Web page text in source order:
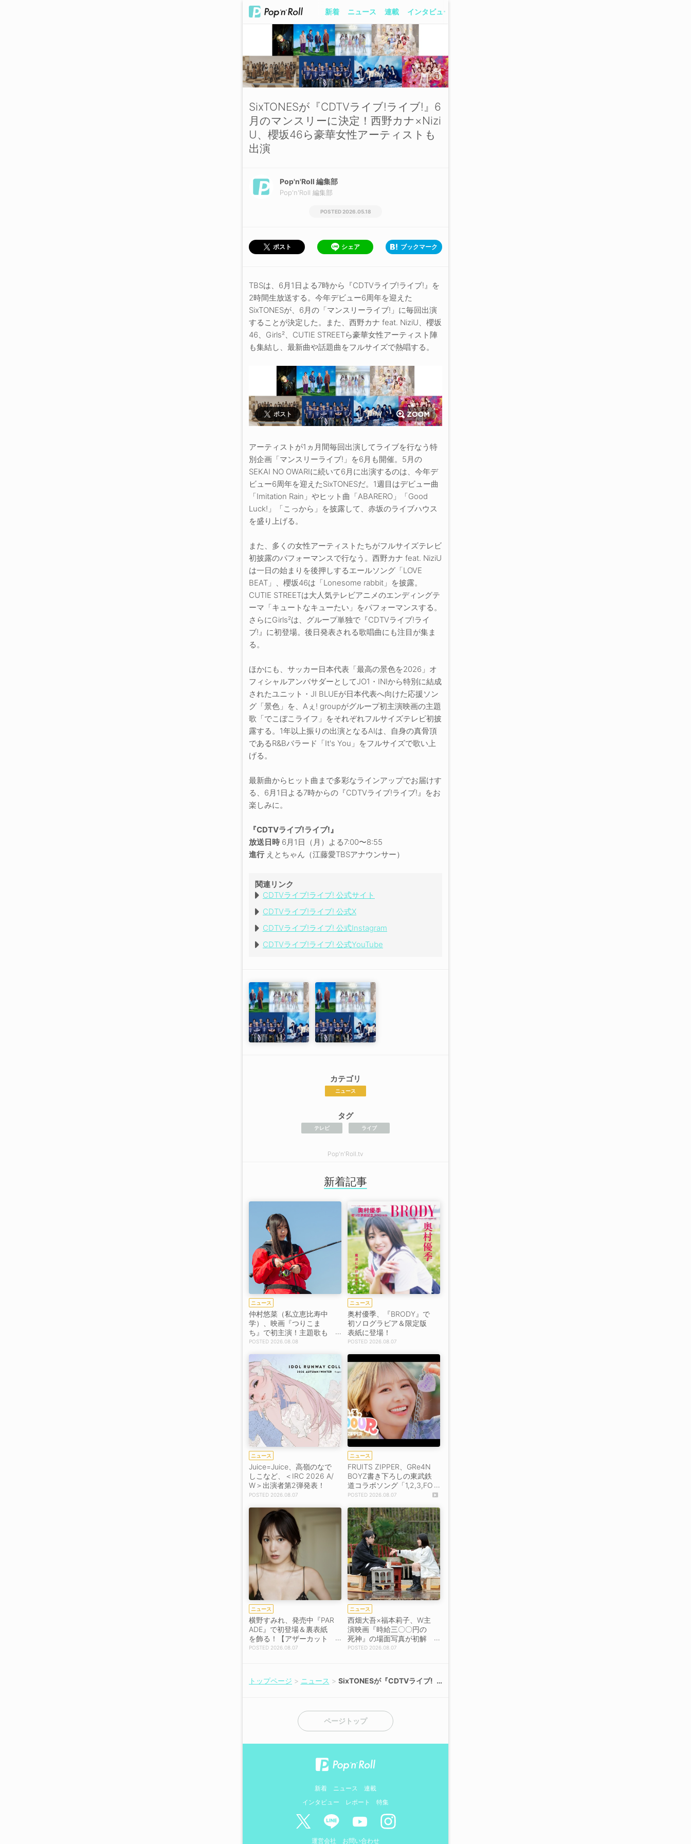
新着 ニュース 連載 インタビュー
SixTONESが『CDTVライブ!ライブ!』6
月のマンスリーに決定！西野カナ×Nizi
U、櫻坂46ら豪華女性アーティストも
出演
Pop'n'Roll 編集部
Pop'n'Roll 編集部
2026.05.18
ポスト シェア ブックマーク
TBSは、6月1日よる7時から『CDTVライブ!ライブ!』を
2時間生放送する。今年デビュー6周年を迎えた
SixTONESが、6月の「マンスリーライブ!」に毎回出演
することが決定した。また、西野カナ feat. NiziU、櫻坂
46、Girls²、CUTIE STREETら豪華女性アーティスト陣
も集結し、最新曲や話題曲をフルサイズで熱唱する。
ポスト
アーティストが1ヵ月間毎回出演してライブを行なう特
別企画「マンスリーライブ!」を6月も開催。5月の
SEKAI NO OWARIに続いて6月に出演するのは、今年デ
ビュー6周年を迎えたSixTONESだ。1週目はデビュー曲
「Imitation Rain」やヒット曲「ABARERO」「Good
Luck!」「こっから」を披露して、赤坂のライブハウス
を盛り上げる。
また、多くの女性アーティストたちがフルサイズテレビ
初披露のパフォーマンスで行なう。西野カナ feat. NiziU
は一日の始まりを後押しするエールソング「LOVE
BEAT」、櫻坂46は「Lonesome rabbit」を披露。
CUTIE STREETは大人気テレビアニメのエンディングテ
ーマ「キュートなキューたい」をパフォーマンスする。
さらにGirls²は、グループ単独で『CDTVライブ!ライ
ブ!』に初登場。後日発表される歌唱曲にも注目が集ま
る。
ほかにも、サッカー日本代表「最高の景色を2026」オ
フィシャルアンバサダーとしてJO1・INIから特別に結成
されたユニット・JI BLUEが日本代表へ向けた応援ソン
グ「景色」を、Aぇ! groupがグループ初主演映画の主題
歌「でこぼこライフ」をそれぞれフルサイズテレビ初披
露する。1年以上振りの出演となるAIは、自身の真骨頂
であるR&Bバラード「It's You」をフルサイズで歌い上
げる。
最新曲からヒット曲まで多彩なラインアップでお届けす
る、6月1日よる7時からの『CDTVライブ!ライブ!』をお
楽しみに。
『CDTVライブ!ライブ!』
放送日時 6月1日（月）よる7:00〜8:55
進行えとちゃん（江藤愛TBSアナウンサー）
関連リンク
CDTVライブ!ライブ! 公式サイト
CDTVライブ!ライブ! 公式X
CDTVライブ!ライブ! 公式Instagram
CDTVライブ!ライブ! 公式YouTube
カテゴリ
ニュース
タグ
テレビ ライブ
Pop'n'Roll.tv
新着記事
ニュース
仲村悠菜（私立恵比寿中
学）、映画『つりこま
ち』で初主演！主題歌も
決定！【コメントあり】
2026.08.08
ニュース
奥村優季、『BRODY』で
初ソログラビア＆限定版
表紙に登場！
2026.08.07
ニュース
Juice=Juice、高嶺のなで
しこなど、＜IRC 2026 A/
W＞出演者第2弾発表！
2026.08.07
ニュース
FRUITS ZIPPER、GRe4N
BOYZ書き下ろしの東武鉄
道コラボソング「1,2,3,FO
OOOUR」をリリース＆M
2026.08.07
ニュース
横野すみれ、発売中『PAR
ADE』で初登場＆裏表紙
を飾る！【アザーカット
掲載】 2026.08.07
ニュース
西畑大吾×福本莉子、W主
演映画『時給三〇〇円の
死神』の場面写真が初解
禁！
2026.08.07
トップページ ニュース
SixTONESが『CDTVライブ!
46ら豪華女性アーティストも
出演
ページトップ
新着 ニュース
連載
インタビュー
レポート 特集
運営会社 お問い合わせ